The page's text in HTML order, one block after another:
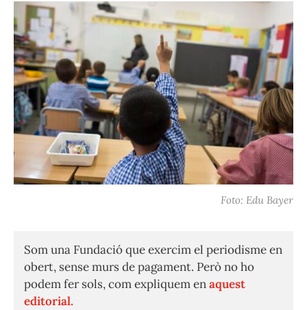
Foto: Edu Bayer
Som una Fundació que exercim el periodisme en
obert, sense murs de pagament. Però no ho
podem fer sols, com expliquem enaquest
editorial.